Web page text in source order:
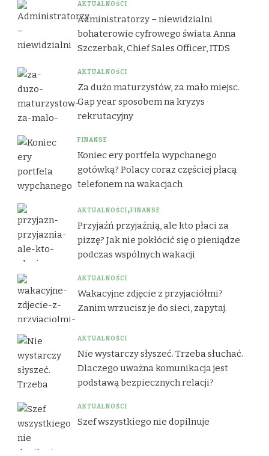
AKTUALNOŚCI
Administratorzy – niewidzialni
bohaterowie cyfrowego świata Anna
Szczerbak, Chief Sales Officer, ITDS
AKTUALNOŚCI
Za dużo maturzystów, za mało miejsc.
Gap year sposobem na kryzys
rekrutacyjny
FINANSE
Koniec ery portfela wypchanego
gotówką? Polacy coraz częściej płacą
telefonem na wakacjach
AKTUALNOŚCI FINANSE
Przyjaźń przyjaźnią, ale kto płaci za
pizzę? Jak nie pokłócić się o pieniądze
podczas wspólnych wakacji
AKTUALNOŚCI
Wakacyjne zdjęcie z przyjaciółmi?
Zanim wrzucisz je do sieci, zapytaj.
AKTUALNOŚCI
Nie wystarczy słyszeć. Trzeba słuchać.
Dlaczego uważna komunikacja jest
podstawą bezpiecznych relacji?
AKTUALNOŚCI
Szef wszystkiego nie dopilnuje